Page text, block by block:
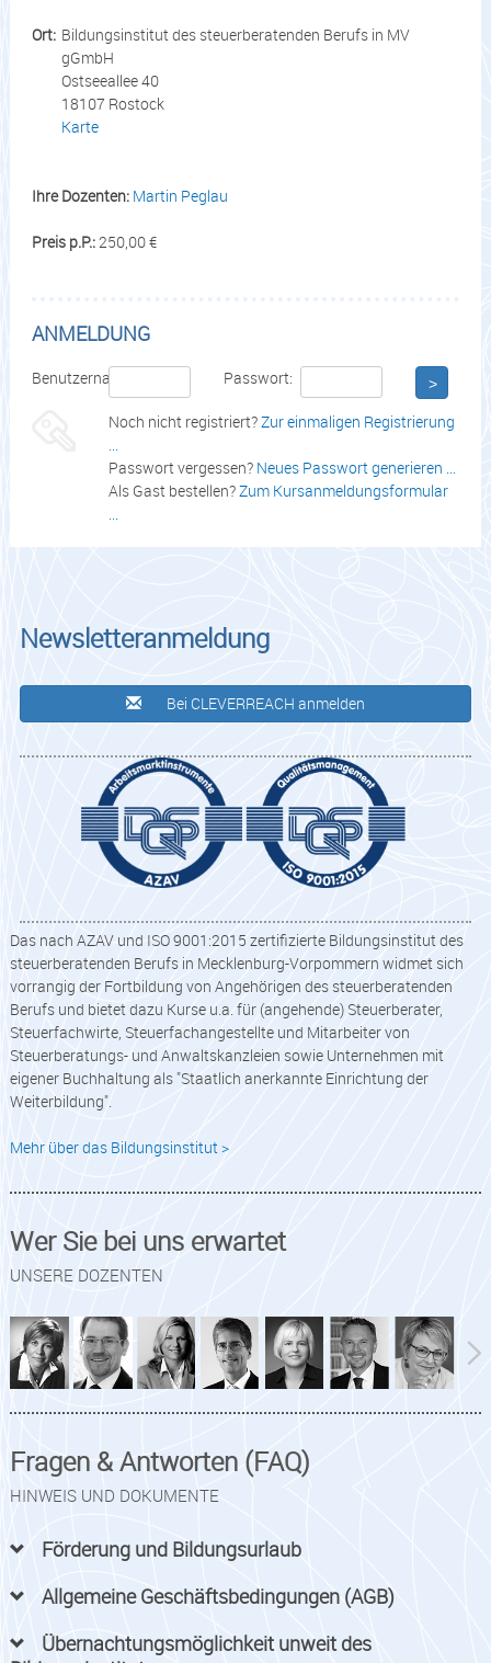
Ort: Bildungsinstitut des steuerberatenden Berufs in MV
gGmbH
Ostseeallee 40
18107 Rostock
Karte
Ihre Dozenten: Martin Peglau
Preis p.P.:250,00 €
ANMELDUNG
Benutzername: Passwort: >
Noch nicht registriert?Zur einmaligen Registrierung
Passwort vergessen? Neues Passwort generieren ...
Als Gast bestellen?Zum Kursanmeldungsformular
Newsletteranmeldung
Bei CLEVERREACH anmelden
Das nach AZAV und ISO 9001:2015 zertifizierte Bildungsinstitut des
steuerberatenden Berufs in Mecklenburg-Vorpommern widmet sich
vorrangig der Fortbildung von Angehörigen des steuerberatenden
Berufs und bietet dazu Kurse u.a. für (angehende) Steuerberater,
Steuerfachwirte, Steuerfachangestellte und Mitarbeiter von
Steuerberatungs- und Anwaltskanzleien sowie Unternehmen mit
eigener Buchhaltung als "Staatlich anerkannte Einrichtung der
Weiterbildung".
Mehr über das Bildungsinstitut >
Wer Sie bei uns erwartet
UNSERE DOZENTEN
Fragen & Antworten (FAQ)
HINWEIS UND DOKUMENTE
Förderung und Bildungsurlaub
Allgemeine Geschäftsbedingungen (AGB)
Übernachtungsmöglichkeit unweit des